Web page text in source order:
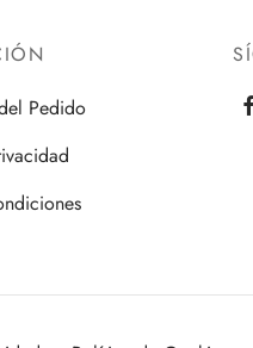
Pedido